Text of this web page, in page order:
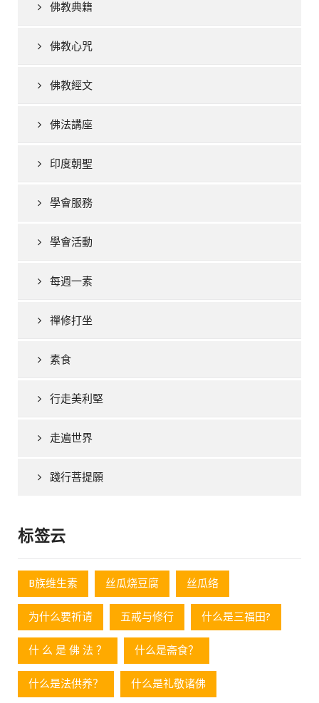
佛教典籍
佛教心咒
佛教經文
佛法講座
印度朝聖
學會服務
學會活動
每週一素
禪修打坐
素食
行走美利堅
走遍世界
踐行菩提願
标签云
B族维生素 丝瓜烧豆腐 丝瓜络
为什么要祈请 五戒与修行 什么是三福田?
什 么 是 佛 法 ？ 什么是斋食？
什么是法供养？ 什么是礼敬诸佛